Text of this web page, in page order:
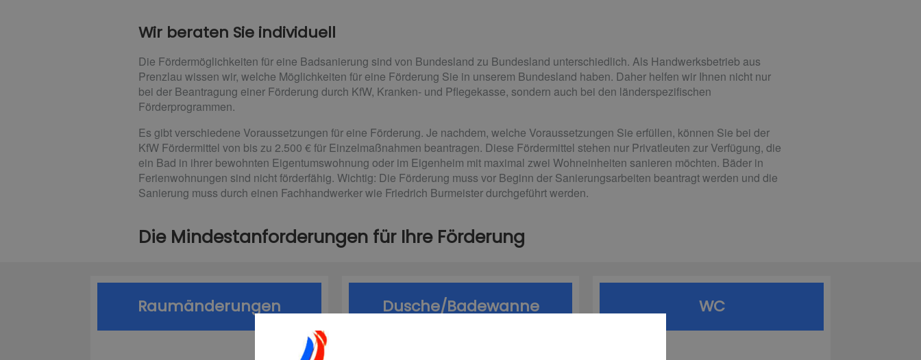
Wir beraten Sie individuell
Die Fördermöglichkeiten für eine Badsanierung sind von Bundesland zu Bundesland unterschiedlich. Als Handwerksbetrieb aus
Prenzlau wissen wir, welche Möglichkeiten für eine Förderung Sie in unserem Bundesland haben. Daher helfen wir Ihnen nicht nur
bei der Beantragung einer Förderung durch KfW, Kranken- und Pflegekasse, sondern auch bei den länderspezifischen
Förderprogrammen.
Es gibt verschiedene Voraussetzungen für eine Förderung. Je nachdem, welche Voraussetzungen Sie erfüllen, können Sie bei der
KfW Fördermittel von bis zu 2.500 € für Einzelmaßnahmen beantragen. Diese Fördermittel stehen nur Privatleuten zur Verfügung, die
ein Bad in ihrer bewohnten Eigentumswohnung oder im Eigenheim mit maximal zwei Wohneinheiten sanieren möchten. Bäder in
Ferienwohnungen sind nicht förderfähig. Wichtig: Die Förderung muss vor Beginn der Sanierungsarbeiten beantragt werden und die
Sanierung muss durch einen Fachhandwerker wie Friedrich Burmeister durchgeführt werden.
Die Mindestanforderungen für Ihre Förderung
Raumänderungen Dusche/Badewanne WC